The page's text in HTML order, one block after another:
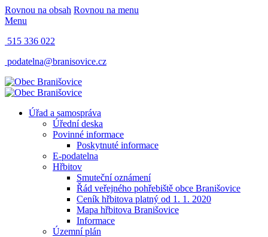
Rovnou na obsah Rovnou na menu
Menu
515 336 022
podatelna@branisovice.cz
Úřad a samospráva
Úřední deska
Povinné informace
Poskytnuté informace
E-podatelna
Hřbitov
Smuteční oznámení
Řád veřejného pohřebiště obce Branišovice
Ceník hřbitova platný od 1. 1. 2020
Mapa hřbitova Branišovice
Informace
Územní plán